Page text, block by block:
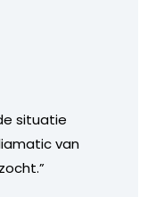
situatie
van